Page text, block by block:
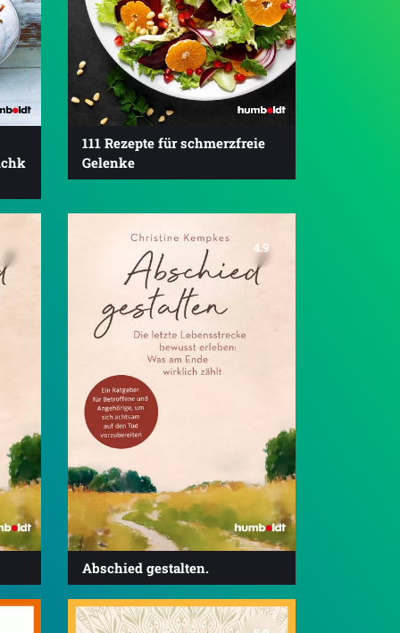
111 Rezepte für schmerzfreie
Gelenke
4.9
Abschied gestalten.